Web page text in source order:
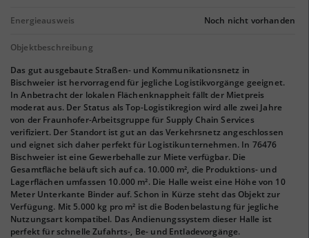
Energieausweis Noch nicht vorhanden
Objektbeschreibung
Das gut ausgebaute Straßen- und Kommunikationsnetz in
Bischweier ist hervorragend für jegliche Logistikvorgänge geeignet.
In Anbetracht der lokalen Flächenknappheit fällt der Mietpreis
moderat aus. Der Status als Top-Logistikregion wird alle zwei Jahre
von der Fraunhofer-Arbeitsgruppe für Supply Chain Services
verifiziert. Der Standort ist gut an das Verkehrsnetz angeschlossen
und eignet sich daher perfekt für Logistikunternehmen. In 76476
Bischweier ist eine Gewerbehalle zur Miete verfügbar. Die
Gesamtfläche beläuft sich auf ca. 10.000 m², die Produktions- und
Lagerflächen umfassen 10.000 m². Die Halle weist eine Höhe von 10
Meter Unterkante Binder auf. Schon in Kürze steht das Objekt zur
Verfügung. Mit 5.000 kg pro m² ist die Bodenbelastung für jegliche
Nutzungsart kompatibel. Das Andienungssystem dieser Halle ist
perfekt für schnelle Zufahrts-, Be- und Entladevorgänge.